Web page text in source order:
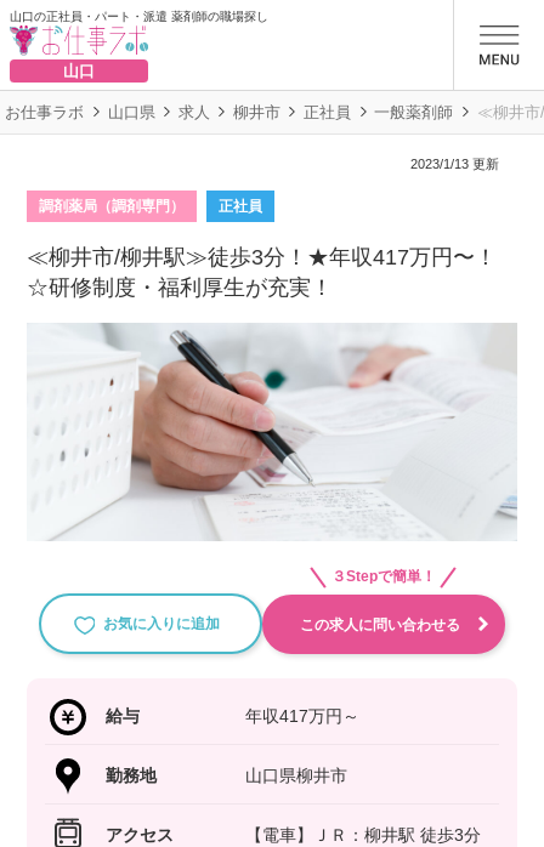
山口の正社員・パート・派遣 薬剤師の職場探し
山口
お仕事ラボ 山口県 求人 柳井市 正社員 一般薬剤師 ≪柳井市
2023/1/13 更新
調剤薬局（調剤専門） 正社員
≪柳井市/柳井駅≫徒歩3分！★年収417万円〜！
☆研修制度・福利厚生が充実！
お気に入りに追加
３Stepで簡単！
この求人に問い合わせる
給与 年収417万円～
勤務地 山口県柳井市
アクセス 【電車】ＪＲ：柳井駅 徒歩3分